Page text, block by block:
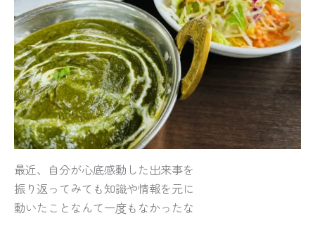
最近、自分が心底感動した出来事を
振り返ってみても知識や情報を元に
動いたことなんて一度もなかったな